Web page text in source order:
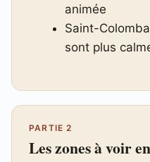
animée
Saint-
sont plus
PARTIE 2
Les zones à voir